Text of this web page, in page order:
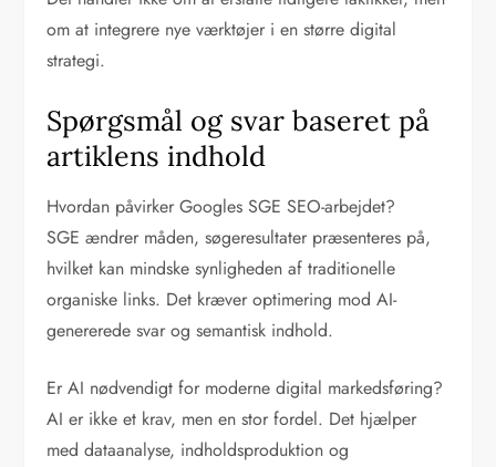
om at integrere nye værktøjer i en større digital
strategi.
Spørgsmål og svar baseret på
artiklens indhold
Hvordan påvirker Googles SGE SEO-arbejdet?
SGE ændrer måden, søgeresultater præsenteres på,
hvilket kan mindske synligheden af traditionelle
organiske links. Det kræver optimering mod AI-
genererede svar og semantisk indhold.
Er AI nødvendigt for moderne digital markedsføring?
AI er ikke et krav, men en stor fordel. Det hjælper
med dataanalyse, indholdsproduktion og